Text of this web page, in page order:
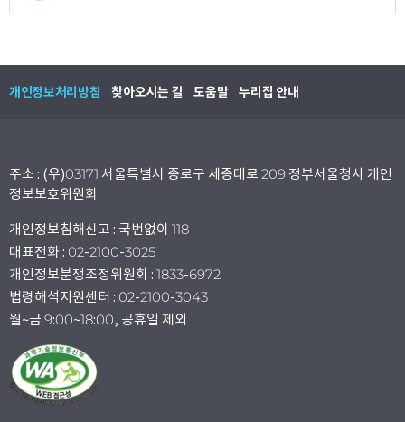
개인정보처리방침 찾아오시는 길 도움말 누리집 안내
주소 : (우)03171 서울특별시 종로구 세종대로 209 정부서울청사 개인
정보보호위원회
개인정보침해신고 : 국번없이 118
대표전화 : 02-2100-3025
개인정보분쟁조정위원회 : 1833-6972
법령해석지원센터 : 02-2100-3043
월~금 9:00~18:00, 공휴일 제외